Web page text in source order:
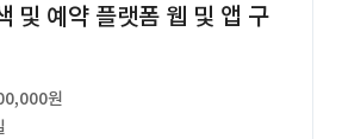
및 예약 플랫폼 웹 및 앱 구
원